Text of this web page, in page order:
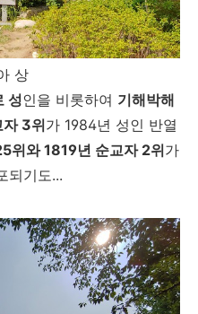
상
성인을 비롯하여 기해박해
자 3위가 1984년 성인 반열
위와 1819년 순교자 2위가
되기도...